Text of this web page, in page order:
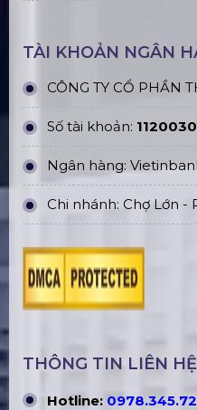
TÀI KHOẢN NGÂN
CÔNG TY CỔ PHẦN
Số tài khoản:
Ngân hàng:
Chi nhánh: Chợ Lớn -
THÔNG TIN LIÊN HỆ
Hotline: